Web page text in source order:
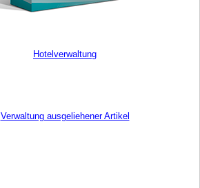
Hotelverwaltung
Verwaltung ausgeliehener Artikel